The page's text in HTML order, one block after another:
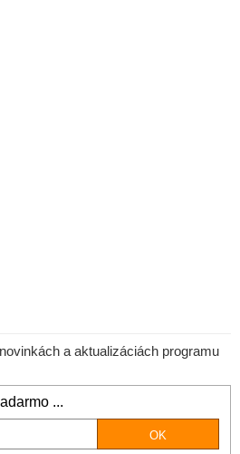
a aktualizáciách programu
...